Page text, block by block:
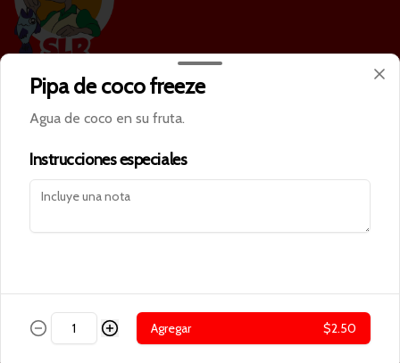
Conócenos
Cobertura
Términos y condiciones
Política de privacidad
Mi cuenta
Pipa de coco freeze
Agua de coco en su fruta.
Instrucciones especiales
Agregar $2.50